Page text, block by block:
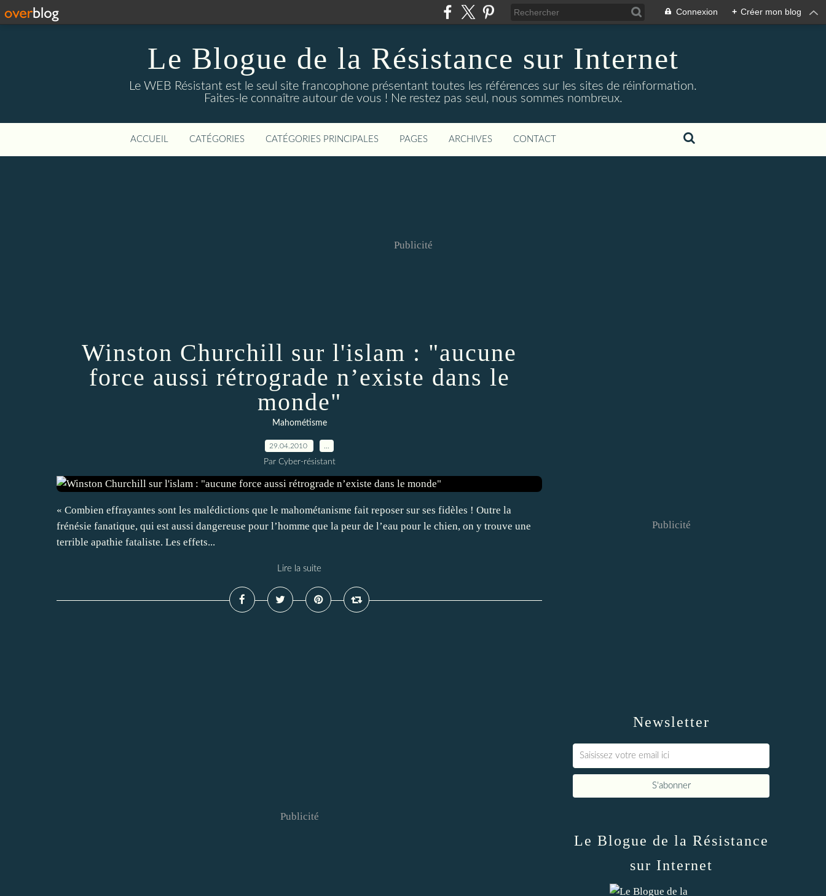
Connexion + Créer mon blog
Le Blogue de la Résistance sur Internet
Le WEB Résistant est le seul site francophone présentant toutes les références sur les sites de réinformation.
Faites-le connaître autour de vous ! Ne restez pas seul, nous sommes nombreux.
ACCUEIL CATÉGORIES CATÉGORIES PRINCIPALES PAGES ARCHIVES CONTACT
Publicité
Winston Churchill sur l'islam : "aucune
force aussi rétrograde n’existe dans le
monde"
Mahométisme
29.04.2010
Par Cyber-résistant
« Combien effrayantes sont les malédictions que le mahométanisme fait reposer sur ses fidèles ! Outre la
frénésie fanatique, qui est aussi dangereuse pour l’homme que la peur de l’eau pour le chien, on y trouve une
terrible apathie fataliste. Les effets...
Lire la suite
Publicité
Newsletter
Publicité
Le Blogue de la Résistance
sur Internet